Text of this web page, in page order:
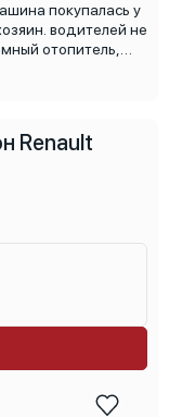
покупалась у
водителей не
отопитель,
тормозные
Renault